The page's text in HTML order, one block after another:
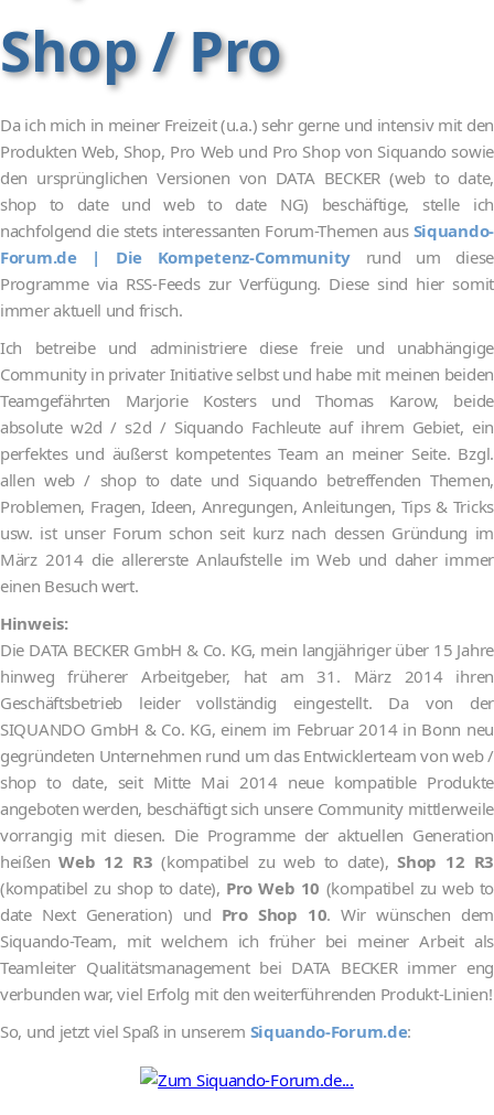
Shop / Pro
Da ich mich in meiner Freizeit (u.a.) sehr gerne und intensiv mit den
Produkten Web, Shop, Pro Web und Pro Shop von Siquando sowie
den ursprünglichen Versionen von DATA BECKER (web to date,
shop to date und web to date NG) beschäftige, stelle ich
nachfolgend die stets interessanten Forum-Themen aus Siquando-
Forum.de | Die Kompetenz-Community rund um diese
Programme via RSS-Feeds zur Verfügung. Diese sind hier somit
immer aktuell und frisch.
Ich betreibe und administriere diese freie und unabhängige
Community in privater Initiative selbst und habe mit meinen beiden
Teamgefährten Marjorie Kosters und Thomas Karow, beide
absolute w2d / s2d / Siquando Fachleute auf ihrem Gebiet, ein
perfektes und äußerst kompetentes Team an meiner Seite. Bzgl.
allen web / shop to date und Siquando betreffenden Themen,
Problemen, Fragen, Ideen, Anregungen, Anleitungen, Tips & Tricks
usw. ist unser Forum schon seit kurz nach dessen Gründung im
März 2014 die allererste Anlaufstelle im Web und daher immer
einen Besuch wert.
Hinweis:
Die DATA BECKER GmbH & Co. KG, mein langjähriger über 15 Jahre
hinweg früherer Arbeitgeber, hat am 31. März 2014 ihren
Geschäftsbetrieb leider vollständig eingestellt. Da von der
SIQUANDO GmbH & Co. KG, einem im Februar 2014 in Bonn neu
gegründeten Unternehmen rund um das Entwicklerteam von web /
shop to date, seit Mitte Mai 2014 neue kompatible Produkte
angeboten werden, beschäftigt sich unsere Community mittlerweile
vorrangig mit diesen. Die Programme der aktuellen Generation
heißenWeb 12 R3 (kompatibel zu web to date),Shop 12 R3
(kompatibel zu shop to date), Pro Web 10 (kompatibel zu web to
date Next Generation) und Pro Shop 10. Wir wünschen dem
Siquando-Team, mit welchem ich früher bei meiner Arbeit als
Teamleiter Qualitätsmanagement bei DATA BECKER immer eng
verbunden war, viel Erfolg mit den weiterführenden Produkt-Linien!
So, und jetzt viel Spaß in unserem Siquando-Forum.de: